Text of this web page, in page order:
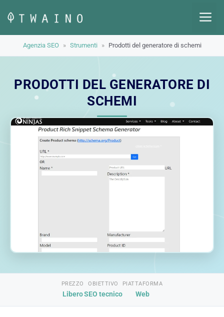
contenuto
Agenzia SEO » Strumenti » Prodotti del generatore di schemi
PRODOTTI DEL GENERATORE DI
SCHEMI
PREZZO
Libero
OBIETTIVO
SEO tecnico
PIATTAFORMA
Web